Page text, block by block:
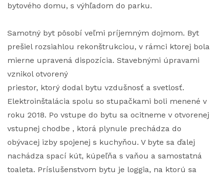
bytového domu, s výhľadom do parku.
Samotný byt pôsobí veľmi príjemným dojmom. Byt
prešiel rozsiahlou rekonštrukciou, v rámci ktorej bola
mierne upravená dispozícia. Stavebnými úpravami
vznikol otvorený
priestor, ktorý dodal bytu vzdušnosť a svetlosť.
Elektroinštalácia spolu so stupačkami boli menené v
roku 2018. Po vstupe do bytu sa ocitneme v otvorenej
vstupnej chodbe , ktorá plynule prechádza do
obývacej izby spojenej s kuchyňou. V byte sa ďalej
nachádza spací kút, kúpeľňa s vaňou a samostatná
toaleta. Príslušenstvom bytu je loggia, na ktorú sa